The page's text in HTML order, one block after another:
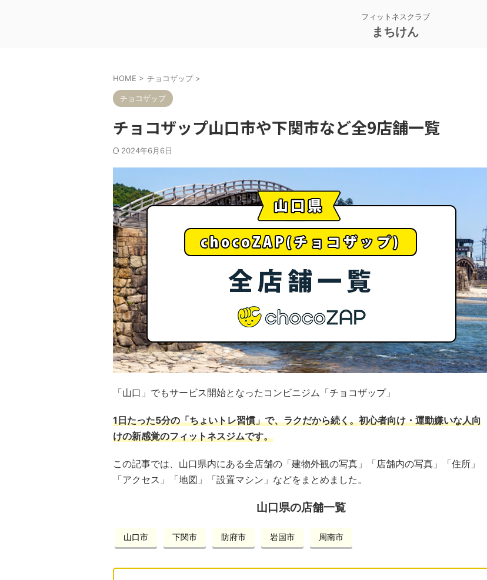
フィットネスクラブ
まちけん
HOME > チョコザップ >
チョコザップ
チョコザップ山口市や下関市など全9店舗一覧
2024年6月6日
「山口」でもサービス開始となったコンビニジム「チョコザップ」
1日たった5分の「ちょいトレ習慣」で、ラクだから続く。初心者向け・運動嫌いな人向
けの新感覚のフィットネスジムです。
この記事では、山口県内にある全店舗の「建物外観の写真」「店舗内の写真」「住所」
「アクセス」「地図」「設置マシン」などをまとめました。
山口県の店舗一覧
山口市 下関市 防府市 岩国市 周南市